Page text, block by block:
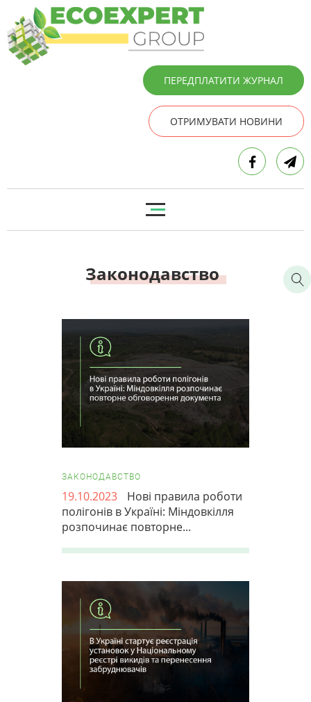
ПЕРЕДПЛАТИТИ ЖУРНАЛ
ОТРИМУВАТИ НОВИНИ
Законодавство
ЗАКОНОДАВСТВО
19.10.2023
Нові правила роботи
полігонів в Україні: Міндовкілля
розпочинає повторне...